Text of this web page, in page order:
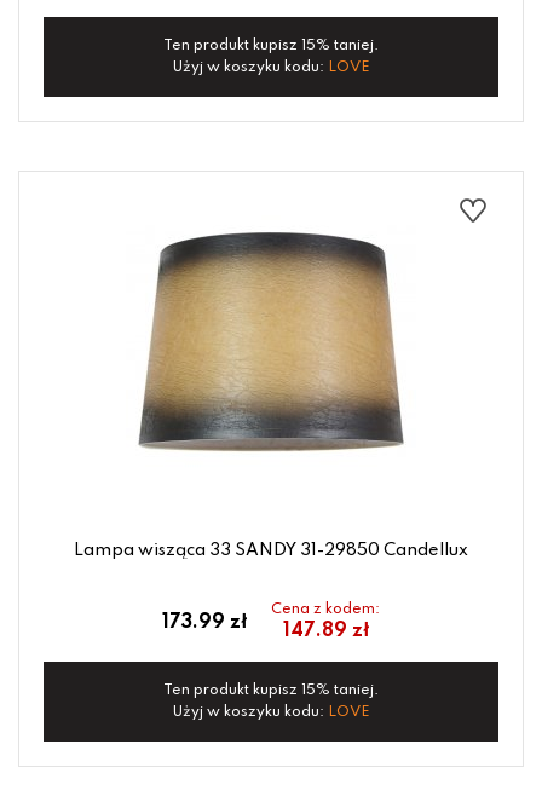
Ten produkt kupisz 15% taniej.
Użyj w koszyku kodu: LOVE
Lampa wisząca 33 SANDY 31-29850 Candellux
173.99 zł
Cena z kodem:
147.89 zł
Ten produkt kupisz 15% taniej.
Użyj w koszyku kodu: LOVE